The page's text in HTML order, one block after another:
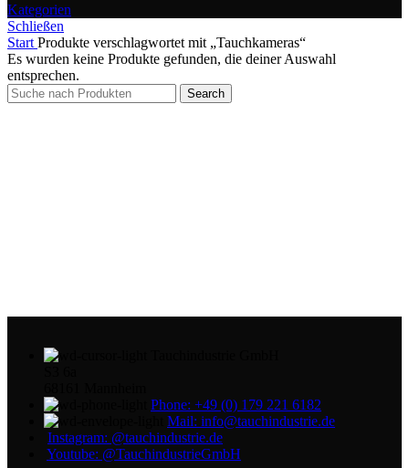
Kategorien
Schließen
Start Produkte verschlagwortet mit „Tauchkameras“
Es wurden keine Produkte gefunden, die deiner Auswahl
entsprechen.
Search
Phone: +49 (0) 179 221 6182
Mail: info@tauchindustrie.de
Instagram: @tauchindustrie.de
Youtube: @TauchindustrieGmbH